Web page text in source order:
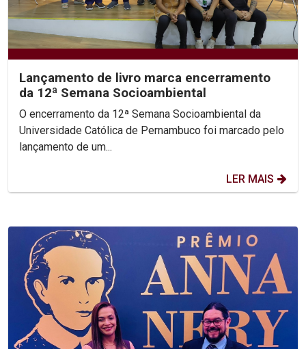
Lançamento de livro marca encerramento
da 12ª Semana Socioambiental
O encerramento da 12ª Semana Socioambiental da
Universidade Católica de Pernambuco foi marcado pelo
lançamento de um...
LER MAIS